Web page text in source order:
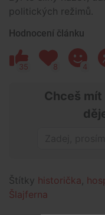
politických režimů.
Hodnocení článku
35 8 4
Chceš mít
Štítky historička
Šlajferna